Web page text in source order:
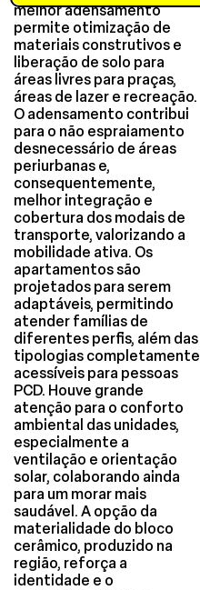
melhor adensamento
permite otimização de
materiais construtivos e
liberação de solo para
áreas livres para praças,
áreas de lazer e recreação.
O adensamento contribui
para o não espraiamento
desnecessário de áreas
periurbanas e,
consequentemente,
melhor integração e
cobertura dos modais de
transporte, valorizando a
mobilidade ativa. Os
apartamentos são
projetados para serem
adaptáveis, permitindo
atender famílias de
diferentes perfis, além das
tipologias completamente
acessíveis para pessoas
PCD. Houve grande
atenção para o conforto
ambiental das unidades,
especialmente a
ventilação e orientação
solar, colaborando ainda
para um morar mais
saudável. A opção da
materialidade do bloco
cerâmico, produzido na
região, reforça a
identidade e o